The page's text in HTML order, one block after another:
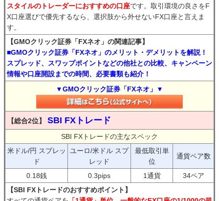
スタイルのトレーダーにおすすめの口座です。取引環境の良さをF
X口座選びで優先するなら、選択肢から外せないFX口座と言えま
す。
【GMOクリック証券「FXネオ」の関連記事】
■GMOクリック証券「FXネオ」のメリット・デメリットを解説！
スプレッド、スワップポイントなどの他社との比較、キャンペーン
情報や口座開設までの時間、必要書類も紹介！
▼GMOクリック証券「FXネオ」▼
【総合2位】 SBI FXトレード
SBI FXトレードの主なスペック
米ドル/円 スプレッ
ド
ユーロ/米ドル スプ
レッド
最低取引単
位
通貨ペア数
0.18銭 0.3pips 1通貨
34ペア
【SBI FXトレードのおすすめポイント】